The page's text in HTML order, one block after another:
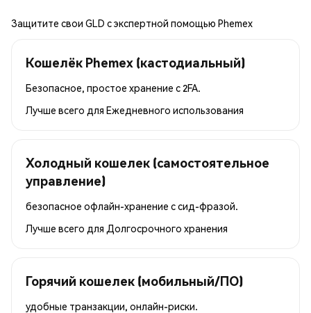
Защитите свои GLD с экспертной помощью Phemex
Кошелёк Phemex (кастодиальный)
Безопасное, простое хранение с 2FA.
Лучше всего для Ежедневного использования
Холодный кошелек (самостоятельное
управление)
безопасное офлайн-хранение с сид-фразой.
Лучше всего для Долгосрочного хранения
Горячий кошелек (мобильный/ПО)
удобные транзакции, онлайн-риски.